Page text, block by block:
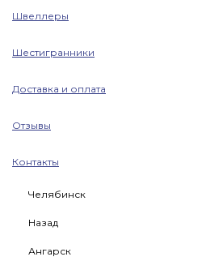
Швеллеры
Шестигранники
Доставка и оплата
Отзывы
Контакты
Челябинск
Назад
Ангарск